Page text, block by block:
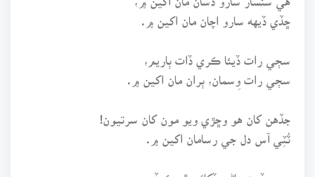
ڇڏي ڏيهه سارو اچان مان اکين ۾.
سڄي رات ڏيئا ڪري ڏات ٻاريم،
سڄي رات وِسمان، ٻران مان اکين ۾.
جڏهن کان هو وڇڙي ويو مون کان سرتيون!
ٽُٽِي آس دل جي رسامان اکين ۾.
سڄو ڏيهه هاڻي ڏکائي ٿو ڪيڏو،